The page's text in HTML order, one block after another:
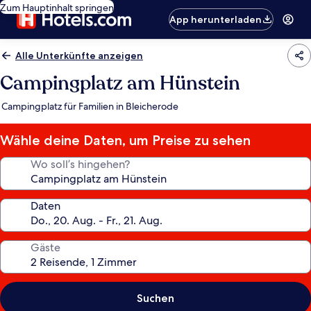
Zum Hauptinhalt springen
App herunterladen
Alle Unterkünfte anzeigen
Campingplatz am Hünstein
Campingplatz für Familien in Bleicherode
Wähle deine Daten, um Preise zu sehen
Wo soll’s hingehen?
Daten
Gäste
Suchen